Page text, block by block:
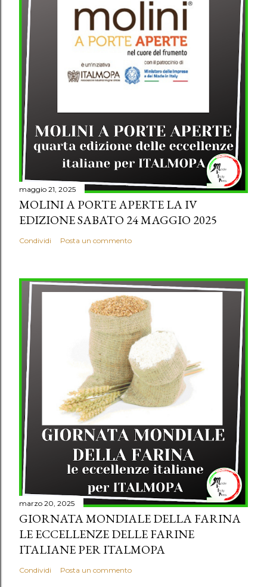
maggio 21, 2025
MOLINI A PORTE APERTE LA IV
EDIZIONE SABATO 24 MAGGIO 2025
Condividi Posta un commento
marzo 20, 2025
GIORNATA MONDIALE DELLA FARINA
LE ECCELLENZE DELLE FARINE
ITALIANE PER ITALMOPA
Condividi Posta un commento